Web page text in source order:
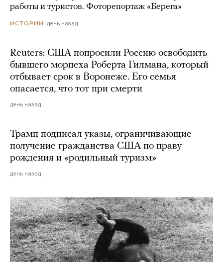
работы и туристов. Фоторепортаж «Берега»
ИСТОРИИ день назад
Reuters: США попросили Россию освободить
бывшего морпеха Роберта Гилмана, который
отбывает срок в Воронеже. Его семья
опасается, что тот при смерти
день назад
Трамп подписал указы, ограничивающие
получение гражданства США по праву
рождения и «родильный туризм»
день назад